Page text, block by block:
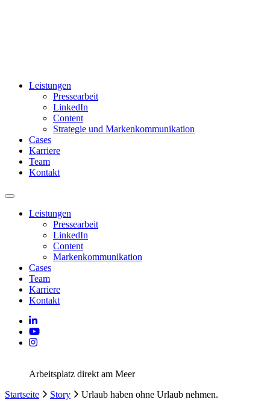
Leistungen
Pressearbeit
LinkedIn
Content
Strategie und Markenkommunikation
Cases
Karriere
Team
Kontakt
Leistungen
Pressearbeit
LinkedIn
Content
Markenkommunikation
Cases
Team
Karriere
Kontakt
Arbeitsplatz direkt am Meer
Startseite
Story Urlaub haben ohne Urlaub nehmen.